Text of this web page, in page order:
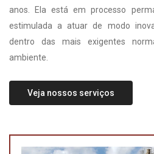
anos. Ela está em processo
estimulada a atuar de modo
dentro das mais exigentes
ambiente.
Veja nossos serviços